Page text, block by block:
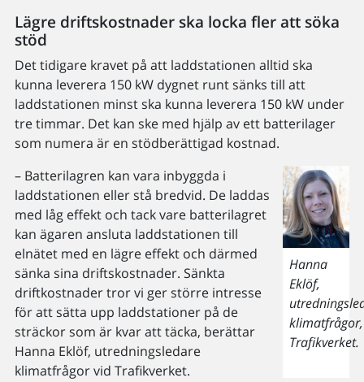
Lägre driftskostnader ska locka fler att söka
stöd
Det tidigare kravet på att laddstationen alltid ska
kunna leverera 150 kW dygnet runt sänks till att
laddstationen minst ska kunna leverera 150 kW under
tre timmar. Det kan ske med hjälp av ett batterilager
som numera är en stödberättigad kostnad.
Hanna
Eklöf,
klimatfrågor,
Trafikverket.
– Batterilagren kan vara inbyggda i
laddstationen eller stå bredvid. De laddas
med låg effekt och tack vare batterilagret
kan ägaren ansluta laddstationen till
elnätet med en lägre effekt och därmed
sänka sina driftskostnader. Sänkta
driftkostnader tror vi ger större intresse
för att sätta upp laddstationer på de
sträckor som är kvar att täcka, berättar
Hanna Eklöf, utredningsledare
klimatfrågor vid Trafikverket.